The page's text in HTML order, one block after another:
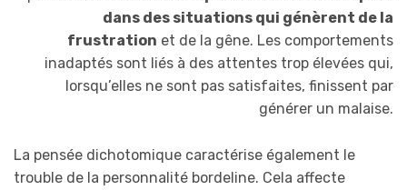
dans des situations qui génèrent de la
frustration et de la gêne. Les comportements
inadaptés sont liés à des attentes trop élevées qui,
lorsqu’elles ne sont pas satisfaites, finissent par
générer un malaise.
La pensée dichotomique caractérise également le
trouble de la personnalité bordeline. Cela affecte